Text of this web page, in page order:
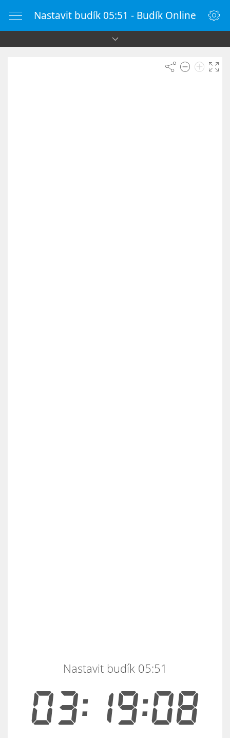
Nastavit budík 05:51 - Budík Online
03:19:08
Nastavit budík 05:51